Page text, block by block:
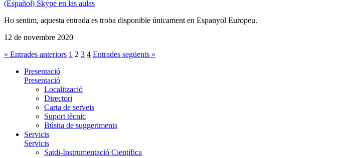
(Español) Skype en las aulas
Ho sentim, aquesta entrada es troba disponible únicament en Espanyol Europeu.
12 de novembre 2020
« Entrades anteriors 1 2 3 4 Entrades següents »
Presentació
Presentació
Localització
Directori
Carta de serveis
Suport tècnic
Bústia de suggeriments
Servicis
Servicis
Satdi-Instrumentació Científica